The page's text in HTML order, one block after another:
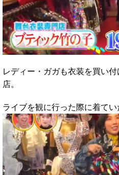
レディー・ガガも衣装を買い
店。
ライブを観に行った際に着てい